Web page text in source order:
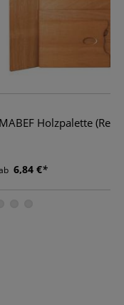
MABEF Holzpalette
6,84 €